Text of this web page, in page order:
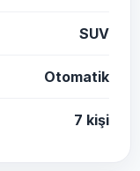
SUV
Otomatik
7 kişi